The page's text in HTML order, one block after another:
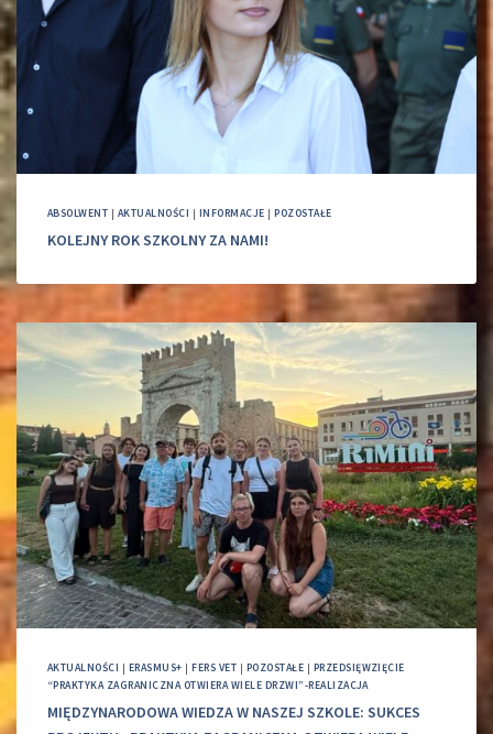
ABSOLWENT | AKTUALNOŚCI | INFORMACJE |POZOSTAŁE
KOLEJNY ROK SZKOLNY ZA NAMI!
AKTUALNOŚCI | ERASMUS+ |FERS VET | POZOSTAŁE | PRZEDSIĘWZIĘCIE
“PRAKTYKA ZAGRANICZNA OTWIERA WIELE DRZWI”-REALIZACJA
MIĘDZYNARODOWA WIEDZA W NASZEJ SZKOLE: SUKCES